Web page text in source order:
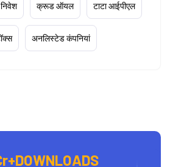
निवेश क्रूड ऑयल टाटा आईपीएल
अनलिस्टेड कंपनियां
DOWNLOADS